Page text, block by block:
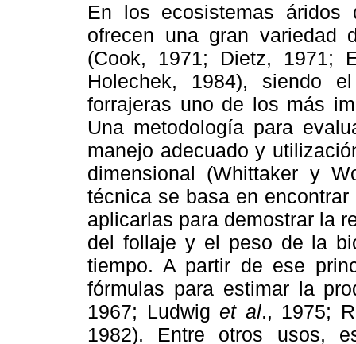
En los ecosistemas áridos
ofrecen una gran variedad
(Cook, 1971; Dietz, 1971;
Holechek, 1984), siendo
forrajeras uno de los más
Una metodología para
manejo adecuado y
dimensional (Whittaker y
técnica se basa en
aplicarlas para demostrar la
del follaje y el peso de la
tiempo. A partir de ese
fórmulas para estimar la
1967; Ludwiget al., 1975;
1982). Entre otros usos,